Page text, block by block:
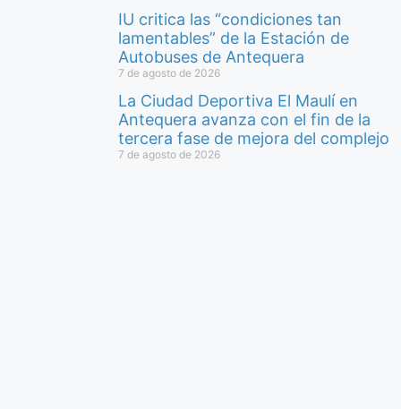
IU critica las “condiciones tan
lamentables” de la Estación de
Autobuses de Antequera
7 de agosto de 2026
La Ciudad Deportiva El Maulí en
Antequera avanza con el fin de la
tercera fase de mejora del complejo
7 de agosto de 2026